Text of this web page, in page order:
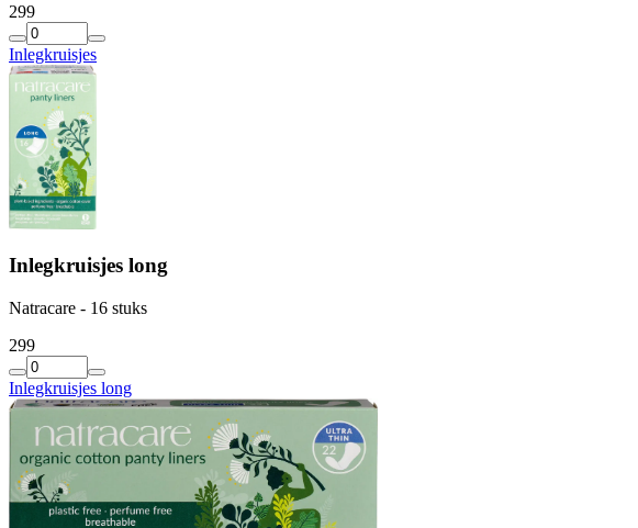
299
Inlegkruisjes
Inlegkruisjes long
Natracare - 16 stuks
299
Inlegkruisjes long